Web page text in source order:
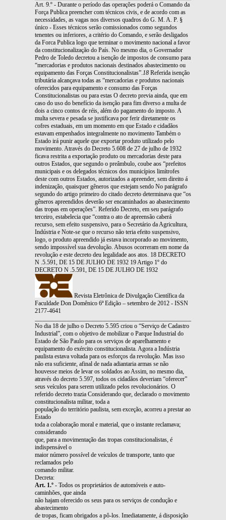
Art. 9.º - Durante o período das operações poderá o Comando da
Força Publica preencher com técnicos civis, e de acordo com as
necessidades, as vagas nos diversos quadros do G. M. A. P. §
único - Esses técnicos serão comissionados como segundos
tenentes ou inferiores, a critério do Comando, e serão desligados
da Forca Publica logo que terminar o movimento nacional a favor
da constitucionalização do País. No mesmo dia, o Governador
Pedro de Toledo decretou a isenção de impostos de consumo para
“mercadorias e produtos nacionais destinados abastecimento ou
equipamento das Forças Constitucionalistas”.18 Referida isenção
tributária alcançava todas as “mercadorias e produtos nacionais
oferecidos para equipamento e consumo das Forças
Constitucionalistas ou para estas O decreto previa ainda, que em
caso do uso do benefício da isenção para fim diverso a multa de
dois a cinco contos de réis, além do pagamento do imposto. A
multa severa e pesada se justificava por ferir diretamente os
cofres estaduais, em um momento em que Estado e cidadãos
estavam empenhados integralmente no movimento Também o
Estado irá punir aquele que exportar produto utilizado pelo
movimento. Através do Decreto 5.608 de 27 de julho de 1932
ficava restrita a exportação produto ou mercadorias deste para
outros Estados, que segundo o preâmbulo, coube aos “prefeitos
municipais e os delegados técnicos dos municípios limítrofes
deste com outros Estados, autorizados a apreender, sem direito á
indenização, quaisquer gêneros que estejam sendo No parágrafo
segundo do artigo primeiro do citado decreto determinava que “os
gêneros apreendidos deverão ser encaminhados ao abastecimento
das tropas em operações”. Referido Decreto, em seu parágrafo
terceiro, estabelecia que “contra o ato de apreensão caberá
recurso, sem efeito suspensivo, para o Secretário da Agricultura,
Indústria e Note-se que o recurso não teria efeito suspensivo,
logo, o produto apreendido já estava incorporado ao movimento,
sendo impossível sua devolução. Abusos ocorreram em nome da
revolução e este decreto deu legalidade aos atos. 18 DECRETO
N .5.591, DE 15 DE JULHO DE 1932 19 Artigo 1º do
DECRETO N .5.591, DE 15 DE JULHO DE 1932
Revista Eletrônica de Divulgação Científica da
Faculdade Don Domênico 6ª Edição – setembro de 2012 - ISSN
2177-4641
No dia 18 de julho o Decreto 5.595 criou o “Serviço de Cadastro
Industrial”, com o objetivo de mobilizar o Parque Industrial do
Estado de São Paulo para os serviços de aparelhamento e
equipamento do exército constitucionalista. Agora a Indústria
paulista estava voltada para os esforços da revolução. Mas isso
não era suficiente, afinal de nada adiantaria armas se não
houvesse meios de levar os soldados ao Assim, no mesmo dia,
através do decreto 5.597, todos os cidadãos deveriam “oferecer”
seus veículos para serem utilizado pelos revolucionários. O
referido decreto trazia Considerando que, declarado o movimento
constitucionalista militar, toda a
população do território paulista, sem exceção, acorreu a prestar ao
Estado
toda a colaboração moral e material, que o instante reclamava;
considerando
que, para a movimentação das tropas constitucionalistas, é
indispensável o
maior número possível de veículos de transporte, tanto que
reclamados pelo
comando militar.
Decreta:
Art. 1.º - Todos os proprietários de automóveis e auto-
caminhões, que ainda
não hajam oferecido os seus para os serviços de condução e
abastecimento
de tropas, ficam obrigados a pô-los. Imediatamente, á disposição